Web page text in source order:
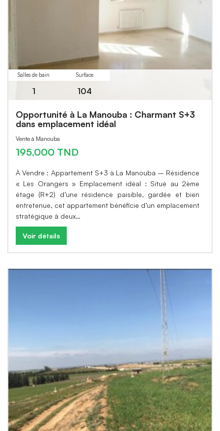
Salles de bain
1
Surface
104
Opportunité à La Manouba : Charmant S+3
dans emplacement idéal
Vente à Manouba
195,000 TND
À Vendre : Appartement S+3 à La Manouba – Résidence
« Les Orangers » Emplacement idéal : Situé au 2ème
étage (R+2) d’une résidence paisible, gardée et bien
entretenue, cet appartement bénéficie d’un emplacement
stratégique à deux…
Voir détails